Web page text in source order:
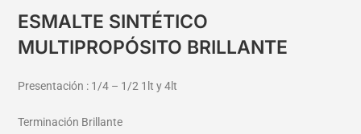
ESMALTE SINTÉTICO
MULTIPROPÓSITO BRILLANTE
Presentación : 1/4 – 1/2 1lt y 4lt
Terminación Brillante